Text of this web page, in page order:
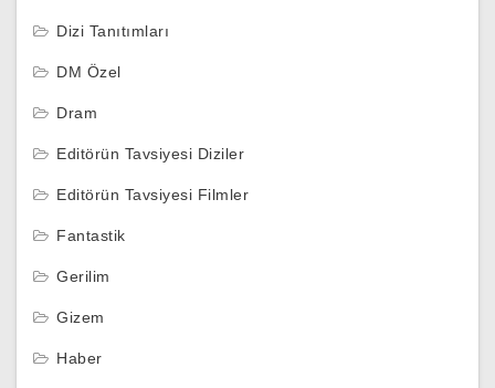
Dizi Tanıtımları
DM Özel
Dram
Editörün Tavsiyesi Diziler
Editörün Tavsiyesi Filmler
Fantastik
Gerilim
Gizem
Haber